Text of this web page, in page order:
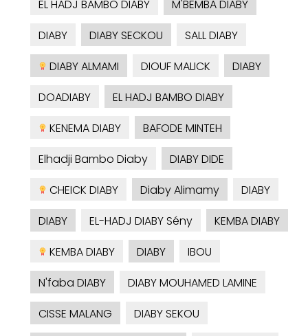
EL HADJ BAMBO DIABY
M'BEMBA DIABY
DIABY
DIABY SECKOU
SALL DIABY
DIABY ALMAMI
DIOUF MALICK
DIABY
DOADIABY
EL HADJ BAMBO DIABY
KENEMA DIABY
BAFODE MINTEH
Elhadji Bambo Diaby
DIABY DIDE
CHEICK DIABY
Diaby Alimamy
DIABY
DIABY
EL-HADJ DIABY Sény
KEMBA DIABY
KEMBA DIABY
DIABY
IBOU
N'faba DIABY
DIABY MOUHAMED LAMINE
CISSE MALANG
DIABY SEKOU